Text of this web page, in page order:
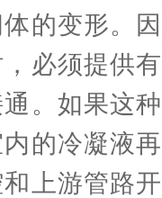
的变形。
必须提供
。如果这
的冷凝液
上游管路